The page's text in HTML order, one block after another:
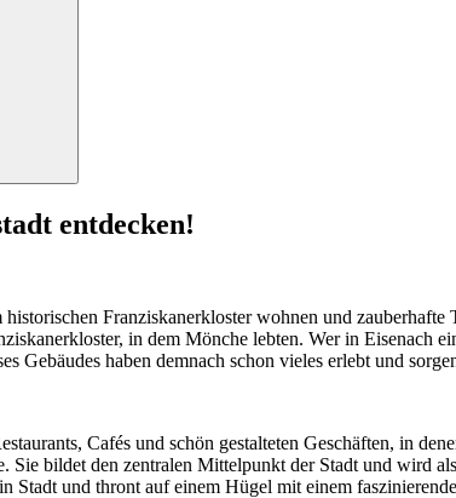
entdecken!
Franziskanerkloster wohnen und zauberhafte
in dem Mönche lebten. Wer in Eisenach
Gebäudes haben demnach schon vieles erlebt und
Cafés und schön gestalteten Geschäften, in
bildet den zentralen Mittelpunkt der Stadt und wird
Stadt und thront auf einem Hügel mit einem